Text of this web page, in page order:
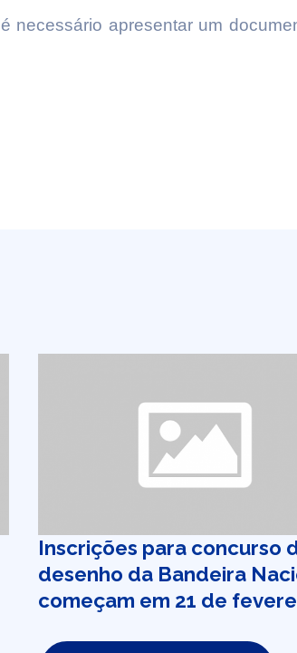
necessário apresentar um
Inscrições para concurso
desenho da Bandeira
começam em 21 de